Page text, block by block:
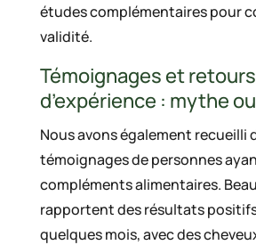
études complémentaires pour
validité.
Témoignages et retours
d’expérience : mythe
Nous avons également recueilli
témoignages de personnes
compléments alimentaires.
rapportent des résultats
quelques mois, avec des